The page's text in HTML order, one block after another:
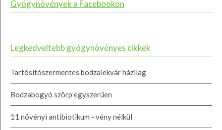
Gyógynövények a Facebookon
Legkedveltebb gyógynövényes cikkek
Tartósítószermentes bodzalekvár házilag
Bodzabogyó szörp egyszerűen
11 növényi antibiotikum - vény nélkül